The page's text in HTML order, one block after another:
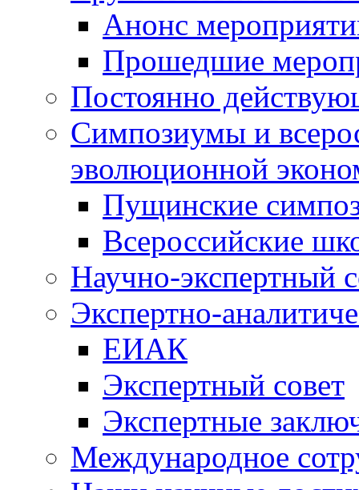
Анонс
Прошедшие
Постоянно
Симпозиумы и
эволюционной
Пущинские
Всероссийские
Научно-экспертный
Экспертно-
ЕИАК
Экспертный совет
Экспертные
Международное